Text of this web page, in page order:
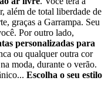
além de total liberdade de
graças a Garrampa. Seu
Por outro lado,
personalizadas para
ou qualquer outra cor
moda, durante o verão.
Escolha o seu estilo